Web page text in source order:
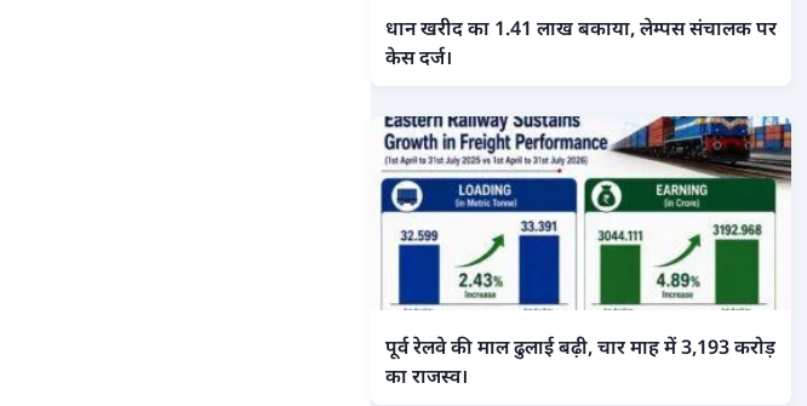
धान खरीद का 1.41 लाख बकाया, लेम्पस संचालक पर
केस दर्ज।
पूर्व रेलवे की माल ढुलाई बढ़ी, चार माह में 3,193 करोड़
का राजस्व।